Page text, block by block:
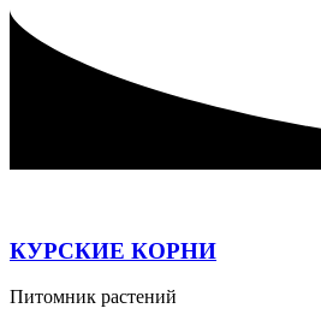
Перейти
содержимому
КУРСКИЕ КОРНИ
Питомник растений